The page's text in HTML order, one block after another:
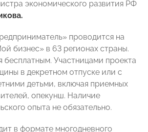
экономического развития РФ
проводится на
бизнес» в 63 регионах страны.
бесплатным. Участницами проекта
в декретном отпуске или с
детьми, включая приемных
опекунш. Наличие
опыта не обязательно.
в формате многодневного